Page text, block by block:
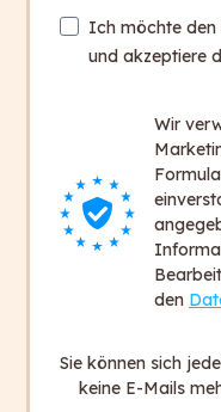
Vorträge. Die
nach
bestimmten
Online-Kurs
Lehrgang
Klartext
2. Wie kann ich
starte ich?
Ich möchte den
und akzeptiere
Wir
den
Sie können sich
keine E-Mails